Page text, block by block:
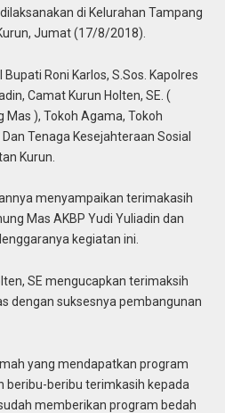
di Kelurahan Tampang
Jumat (17/8/2018).
Roni Karlos, S.Sos. Kapolres
Camat Kurun Holten, SE. (
Mas ), Tokoh Agama, Tokoh
Tenaga Kesejahteraan Sosial
Kurun.
menyampaikan terimakasih
Mas AKBP Yudi Yuliadin dan
kegiatan ini.
SE mengucapkan terimaksih
dengan suksesnya pembangunan
yang mendapatkan program
beribu-beribu terimkasih kepada
memberikan program bedah